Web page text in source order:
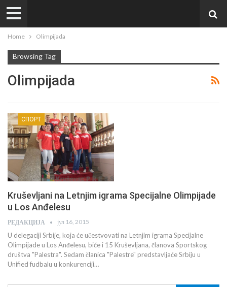
Home Olimpijada
Browsing Tag
Olimpijada
СПОРТ
Kruševljani na Letnjim igrama Specijalne Olimpijade
u Los Anđelesu
РЕДАКЦИЈА јул 16, 2015
U delegaciji Srbije, koja će učestvovati na Letnjim igrama Specijalne
Olimpijade u Los Anđelesu, biće i 15 Kruševljana, članova Sportskog
društva "Palestra". Sedam članica "Palestre" predstavljaće Srbiju u
Unified fudbalu u konkurenciji…